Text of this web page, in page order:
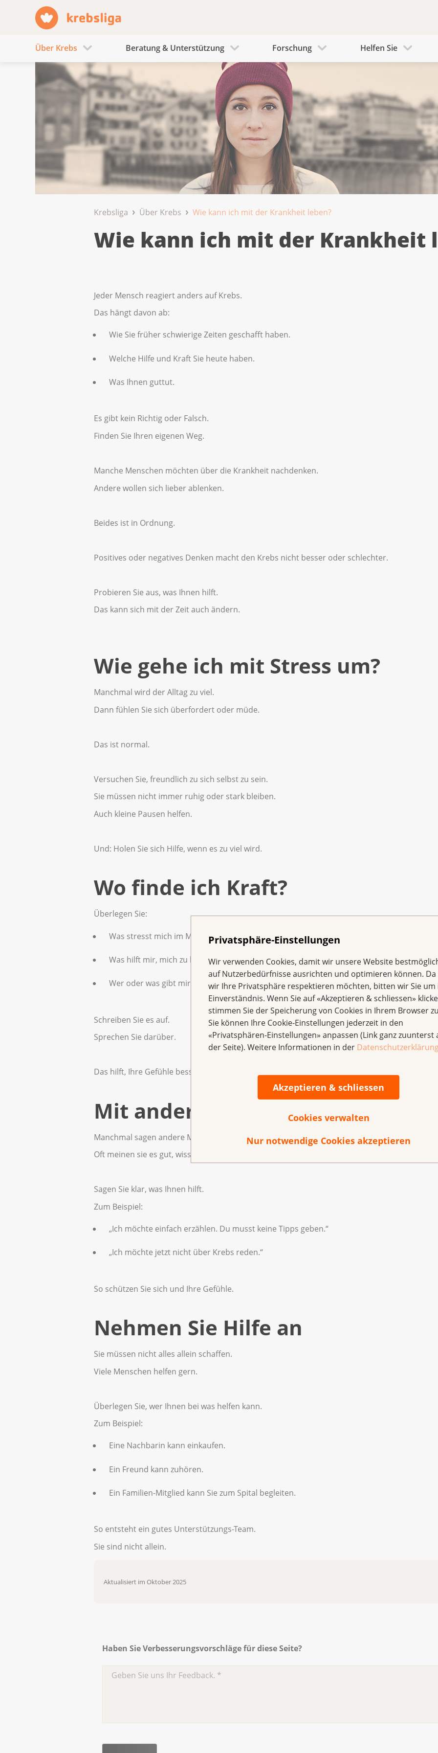
Privatsphäre-Einstellungen
Wir verwenden Cookies, damit wir unsere Website
auf Nutzerbedürfnisse ausrichten und optimieren können. Da
wir Ihre Privatsphäre respektieren möchten, bitten wir Sie um
Einverständnis. Wenn Sie auf «Akzeptieren & schliessen»
stimmen Sie der Speicherung von Cookies in Ihrem Browser
Sie können Ihre Cookie-Einstellungen jederzeit in den
«Privatsphären-Einstellungen» anpassen (Link ganz zuunterst
der Seite). Weitere Informationen in der
Akzeptieren & schliessen
Cookies verwalten
Nur notwendige Cookies akzeptieren
Über Krebs Beratung & Unterstützung Forschung Helfen Sie
Krebsliga Über Krebs Wie kann ich mit der Krankheit leben?
Wie kann ich mit der Krankheit
Jeder Mensch reagiert anders auf Krebs.
Das hängt davon ab:
Wie Sie früher schwierige Zeiten geschafft haben.
Welche Hilfe und Kraft Sie heute haben.
Was Ihnen guttut.
Es gibt kein Richtig oder Falsch.
Finden Sie Ihren eigenen Weg.
Manche Menschen möchten über die Krankheit nachdenken.
Andere wollen sich lieber ablenken.
Beides ist in Ordnung.
Positives oder negatives Denken macht den Krebs nicht besser oder schlechter.
Probieren Sie aus, was Ihnen hilft.
Das kann sich mit der Zeit auch ändern.
Wie gehe ich mit Stress um?
Manchmal wird der Alltag zu viel.
Dann fühlen Sie sich überfordert oder müde.
Das ist normal.
Versuchen Sie, freundlich zu sich selbst zu sein.
Sie müssen nicht immer ruhig oder stark bleiben.
Auch kleine Pausen helfen.
Und: Holen Sie sich Hilfe, wenn es zu viel wird.
Wo finde ich Kraft?
Überlegen Sie:
Was stresst mich im Moment?
Was hilft mir, mich zu beruhigen?
Wer oder was gibt mir Kraft?
Schreiben Sie es auf.
Sprechen Sie darüber.
Das hilft, Ihre Gefühle besser zu verstehen.
Mit anderen sprechen
Manchmal sagen andere Menschen Dinge, die wehtun oder verunsichern.
Oft meinen sie es gut, wissen aber nicht, was Sie brauchen.
Sagen Sie klar, was Ihnen hilft.
Zum Beispiel:
„Ich möchte einfach erzählen. Du musst keine Tipps geben.“
„Ich möchte jetzt nicht über Krebs reden.“
So schützen Sie sich und Ihre Gefühle.
Nehmen Sie Hilfe an
Sie müssen nicht alles allein schaffen.
Viele Menschen helfen gern.
Überlegen Sie, wer Ihnen bei was helfen kann.
Zum Beispiel:
Eine Nachbarin kann einkaufen.
Ein Freund kann zuhören.
Ein Familien-Mitglied kann Sie zum Spital begleiten.
So entsteht ein gutes Unterstützungs-Team.
Sie sind nicht allein.
Aktualisiert im Oktober 2025
Haben Sie Verbesserungsvorschläge für diese Seite?